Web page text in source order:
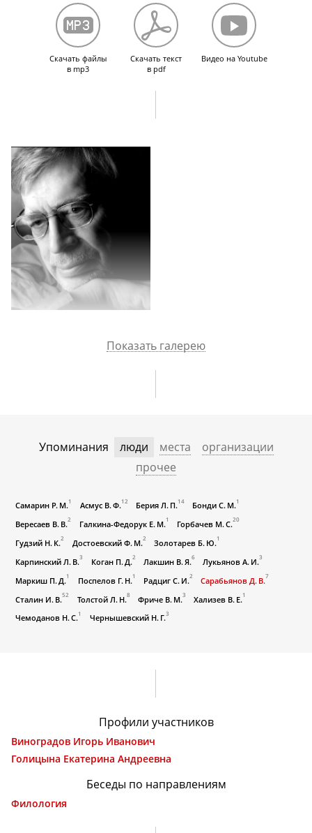
времени. Отношение к учебе и преподавателям. Ядро
преподавательского состава филологического факультета.
Отличительные особенности системы образования в МГУ
от западных вузов. Увлечение творчеством Белинского,
Добролюбова и Писарева. О роли изучения марксизма. Учеба
на философском факультете. Отношение к оценкам. Правила
для настоящего мужчины. Увлечение стрельбой, конным спортом
и туризмом. Лыжный поход по Вишере, переход через Уральский
Встреча с Горбачевым на юбилее Достоевского. Смерть Сталина
и попытки добраться до Колонного зала Дома Союзов,
где проходило прощание
во время работ по заготовке силоса. Кружок «рефлексирующих
манкуртиков». Встреча у памятника Пушкину. Выступление
на партсобрании с критикой партийной организации
и последовавшие за этим неприятности. Встреча с комиссией
по распределению. Окончание аспирантуры и работа в СП СССР.
Защита диссертации на Большом ученом совете. Разгромная
статья в университетской газете и снова Ученый совет.
Скачать файлы
в mp3
Скачать текст
в pdf
Видео на Youtube
Показать галерею
Упоминания люди места
организации
прочее
Самарин Р. М. 1 Асмус В. Ф. 12 Берия Л. П. 14 Бонди С. М. 1
Вересаев В. В.2 Галкина-Федорук Е. М. 1 Горбачев М. С.20
Гудзий Н. К.2 Достоевский Ф. М.2 Золотарев Б. Ю. 1
Карпинский Л. В.3 Коган П. Д.2 Лакшин В. Я.6 Лукьянов А. И.3
Маркиш П. Д. 1 Поспелов Г. Н. 1 Радциг С. И.2 Сарабьянов Д. В.7
Сталин И. В.52 Толстой Л. Н.8 Фриче В. М.3 Хализев В. Е. 1
Чемоданов Н. С.1 Чернышевский Н. Г.3
Профили участников
Виноградов Игорь Иванович
Голицына Екатерина Андреевна
Беседы по направлениям
Филология